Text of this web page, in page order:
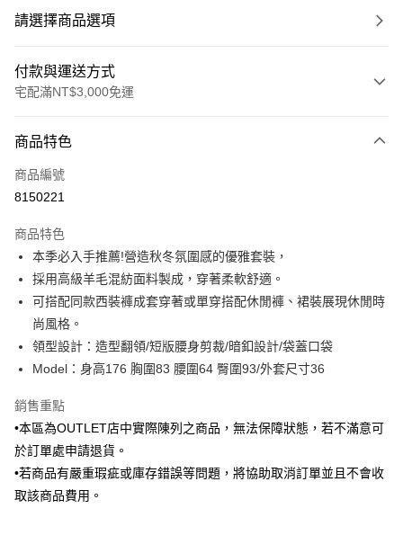
請選擇商品選項
付款與運送方式
宅配滿NT$3,000免運
信用卡一次付款
信用卡分期付款
合作金庫商業銀行
華南商業銀行
彰化商業銀行
上海商業儲蓄銀行
台北富邦商業銀行
國泰世華商業銀行
兆豐國際商業銀行
臺灣中小企業銀行
匯豐（台灣）商業銀行
華泰商業銀行
聯邦商業銀行
遠東國際商業銀行
元大商業銀行
永豐商業銀行
台新國際商業銀行
台灣樂天信用卡公司
6 期 0 利率 每期
華南商業銀行
彰化商業銀行
上海商業儲蓄銀行
台北富邦商業銀行
國泰世華商業銀行
臺灣中小企業銀行
台中商業銀行
匯豐（台灣）商業銀行
華泰商業銀行
元大商業銀行
玉山商業銀行
星展（台灣）商業銀行
台灣樂天信用卡公司
LINE Pay
Apple Pay
街口支付
悠遊付
Google Pay
AFTEE先享後付
相關說明
商品特色
商品編號
8150221
商品特色
本季必入手推薦!營造秋冬氛圍感的優雅套裝，
採用高級羊毛混紡面料製成，穿著柔軟舒適。
可搭配同款西裝褲成套穿著或單穿搭配休閒褲、裙裝展現休閒時
尚風格。
領型設計：造型翻領/短版腰身剪裁/暗釦設計/袋蓋口袋
Model：身高176 胸圍83 腰圍64 臀圍93/外套尺寸36
銷售重點
•本區為OUTLET店中實際陳列之商品，無法保障狀態，若不滿意可
於訂單處申請退貨。
•若商品有嚴重瑕疵或庫存錯誤等問題，將協助取消訂單並且不會收
取該商品費用。